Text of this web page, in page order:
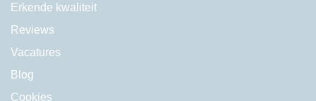
Erkende kwaliteit
Reviews
Vacatures
Blog
Cookies